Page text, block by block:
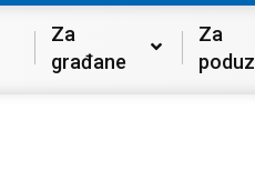
Za
građane
Za